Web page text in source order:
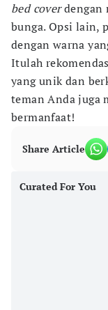
bed coverdengan
bunga. Opsi lain,
dengan warna
Itulah
yang unik dan
teman Anda juga
bermanfaat!
Share Article
Curated For You